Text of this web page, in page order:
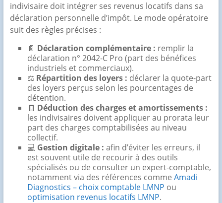
indivisaire doit intégrer ses revenus locatifs dans sa
déclaration personnelle d’impôt. Le mode opératoire
suit des règles précises :
📄 Déclaration complémentaire : remplir la
déclaration n° 2042-C Pro (part des bénéfices
industriels et commerciaux).
⚖️ Répartition des loyers : déclarer la quote-part
des loyers perçus selon les pourcentages de
détention.
🧾 Déduction des charges et amortissements :
les indivisaires doivent appliquer au prorata leur
part des charges comptabilisées au niveau
collectif.
💻 Gestion digitale : afin d’éviter les erreurs, il
est souvent utile de recourir à des outils
spécialisés ou de consulter un expert-comptable,
notamment via des références comme Amadi
Diagnostics – choix comptable LMNP ou
optimisation revenus locatifs LMNP.